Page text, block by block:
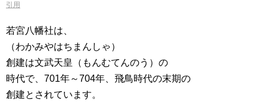
引用
若宮八幡社は、
（わかみやはちまんしゃ）
創建は文武天皇（もんむてんのう）の
時代で、701年～704年、飛鳥時代の末期の
創建とされています。